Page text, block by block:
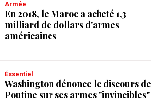
Armée
En 2018, le Maroc a acheté 1,3
milliard de dollars d'armes
américaines
Éssentiel
Washington dénonce le discours de
Poutine sur ses armes "invincibles"